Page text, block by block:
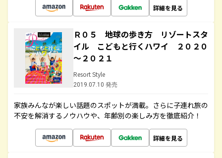
詳細を見る
Ｒ０５ 地球の歩き方 リゾートスタ
イル こどもと行くハワイ ２０２０
～２０２１
Resort Style
2019.07.10 発売
家族みんなが楽しい話題のスポットが満載。さらに子連れ旅の
不安を解消するノウハウや、年齢別の楽しみ方を徹底紹介！
詳細を見る